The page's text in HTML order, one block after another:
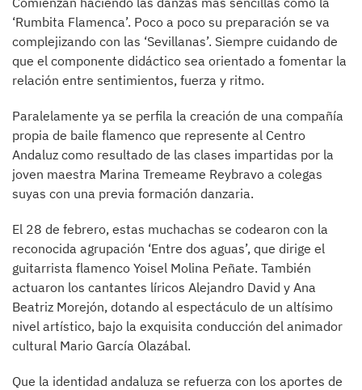
‘Rumbita Flamenca’. Poco a poco su preparación se va
complejizando con las ‘Sevillanas’. Siempre cuidando de
que el componente didáctico sea orientado a fomentar la
relación entre sentimientos, fuerza y ritmo.
Paralelamente ya se perfila la creación de una compañía
propia de baile flamenco que represente al Centro
Andaluz como resultado de las clases impartidas por la
joven maestra Marina Tremeame Reybravo a colegas
suyas con una previa formación danzaria.
El 28 de febrero, estas muchachas se codearon con la
reconocida agrupación ‘Entre dos aguas’, que dirige el
guitarrista flamenco Yoisel Molina Peñate. También
actuaron los cantantes líricos Alejandro David y Ana
Beatriz Morejón, dotando al espectáculo de un altísimo
nivel artístico, bajo la exquisita conducción del animador
cultural Mario García Olazábal.
Que la identidad andaluza se refuerza con los aportes de